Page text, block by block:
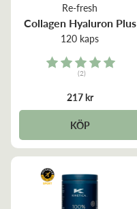
Re-fresh
Collagen Hyaluron Plus
120 kaps
Rating:
(2)
217 kr
KÖP